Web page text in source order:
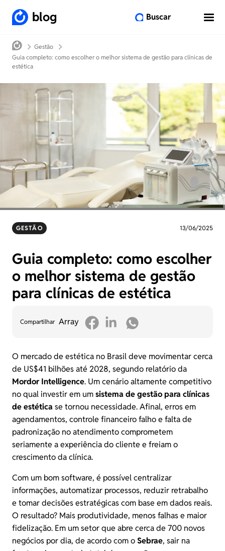
blog Buscar
Gestão
Guia completo: como escolher o melhor sistema de gestão para clínicas de
estética
GESTÃO 13/06/2025
Guia completo: como escolher
o melhor sistema de gestão
para clínicas de estética
Compartilhar Array
O mercado de estética no Brasil deve movimentar cerca
de US$41 bilhões até 2028, segundo relatório da
Mordor Intelligence. Um cenário altamente competitivo
no qual investir em umsistema de gestão para clínicas
de estéticase tornou necessidade. Afinal, erros em
agendamentos, controle financeiro falho e falta de
padronização no atendimento comprometem
seriamente a experiência do cliente e freiam o
crescimento da clínica.
Com um bom software, é possível centralizar
informações, automatizar processos, reduzir retrabalho
e tomar decisões estratégicas com base em dados reais.
O resultado? Mais produtividade, menos falhas e maior
fidelização. Em um setor que abre cerca de 700 novos
negócios por dia, de acordo com oSebrae, sair na